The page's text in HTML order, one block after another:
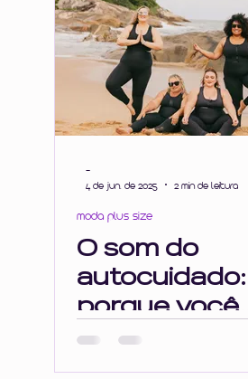
exercícios mercado livre
comunidade
Profissionalismo e Escuta
inteligência emocional
-
4 de jun. de 2025
2 min de leitura
moda plus size
O som do
autocuidado:
porque você
merece ter o